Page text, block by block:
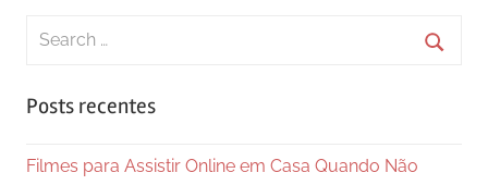
Search
Posts recentes
Filmes para Assistir Online em Casa Quando Não